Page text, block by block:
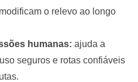
o relevo ao longo
humanas: ajuda a
seguros e rotas confiáveis